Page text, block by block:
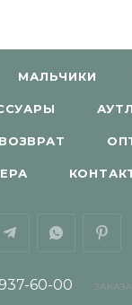
МАЛЬЧИКИ
60-00